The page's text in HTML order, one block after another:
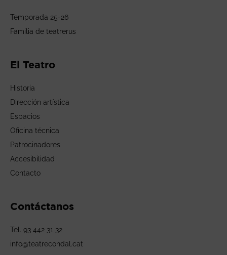
Temporada 25-26
Familia de teatrerus
El Teatro
Historia
Dirección artística
Espacios
Oficina técnica
Patrocinadores
Accesibilidad
Contacto
Contáctanos
Tel. 93 442 31 32
info@teatrecondal.cat